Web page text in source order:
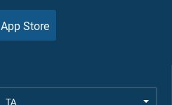
App Store
TA